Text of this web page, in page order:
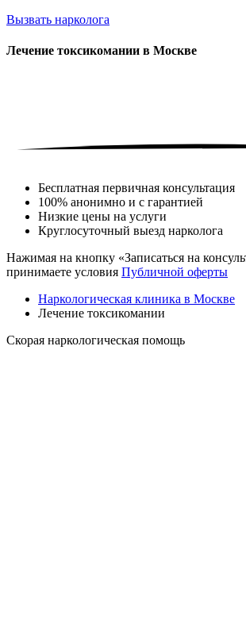
Вызвать нарколога
Лечение токсикомании в Москве
Бесплатная первичная консультация
100% анонимно и с гарантией
Низкие цены на услуги
Круглосуточный выезд нарколога
Нажимая на кнопку «Записаться на
принимаете условия Публичной оферты
Наркологическая клиника в Москве
Лечение токсикомании
Скорая наркологическая помощь